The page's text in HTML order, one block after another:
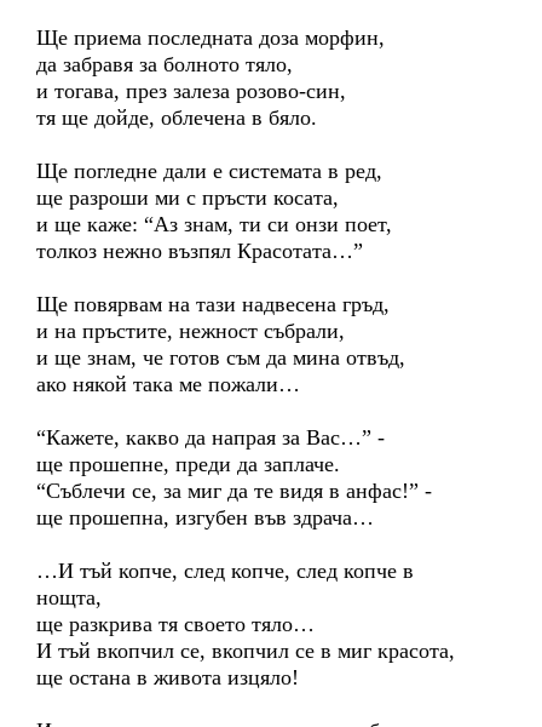
Ще приема последната доза морфин,
да забравя за болното тяло,
и тогава, през залеза розово-син,
тя ще дойде, облечена в бяло.
Ще погледне дали е системата в ред,
ще разроши ми с пръсти косата,
и ще каже: “Аз знам, ти си онзи поет,
толкоз нежно възпял Красотата…”
Ще повярвам на тази надвесена гръд,
и на пръстите, нежност събрали,
и ще знам, че готов съм да мина отвъд,
ако някой така ме пожали…
“Кажете, какво да напрая за Вас…” -
ще прошепне, преди да заплаче.
“Съблечи се, за миг да те видя в анфас!” -
ще прошепна, изгубен във здрача…
…И тъй копче, след копче, след копче в
нощта,
ще разкрива тя своето тяло…
И тъй вкопчил се, вкопчил се в миг красота,
ще остана в живота изцяло!